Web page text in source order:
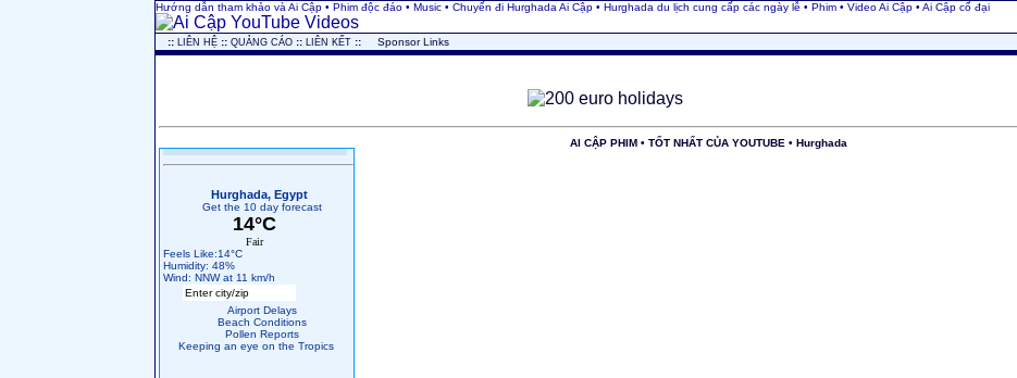
Hướng dẫn tham khảo và Ai Cập • Phim độc đáo • Music • Chuyến đi Hurghada Ai Cập • Hurghada du lịch cung cấp các ngày lễ • Phim • Video Ai Cập • Ai Cập cổ đại
:: LIÊN HỆ :: QUẢNG CÁO :: LIÊN KẾT :: Sponsor Links
Hurghada, Egypt
Get the 10 day forecast
14°C
Fair
Feels Like:14°C
Humidity: 48%
Wind: NNW at 11 km/h
Airport Delays
Beach Conditions
Pollen Reports
Keeping an eye on the Tropics
AI CẬP PHIM • TỐT NHẤT CỦA YOUTUBE • Hurghada